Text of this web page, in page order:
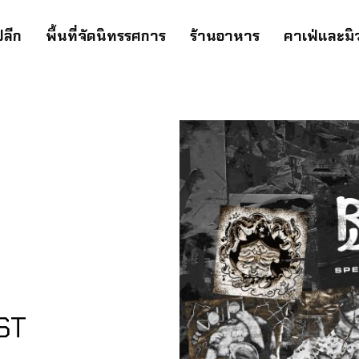
ก พื้นที่จัดนิทรรศการ ร้านอาหาร คาเฟ่และมิ